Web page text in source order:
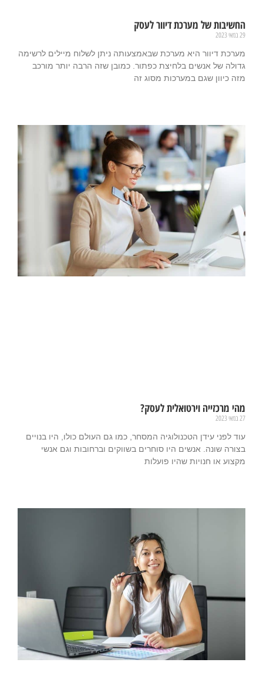
החשיבות של מערכת דיוור לעסק
29 במאי 2023
מערכת דיוור היא מערכת שבאמצעותה ניתן לשלוח מיילים לרשימה
גדולה של אנשים בלחיצת כפתור. כמובן שזה הרבה יותר מורכב
מזה כיוון שגם במערכות מסוג זה
מהי מרכזייה וירטואלית לעסק?
27 במאי 2023
עוד לפני עידן הטכנולוגיה המסחר, כמו גם העולם כולו, היו בנויים
בצורה שונה. אנשים היו סוחרים בשווקים וברחובות וגם אנשי
מקצוע או חנויות שהיו פועלות